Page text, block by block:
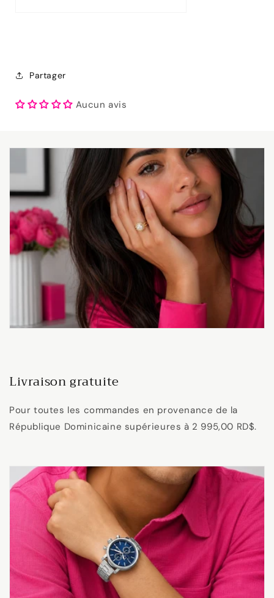
Partager
Aucun avis
Livraison gratuite
Pour toutes les commandes en provenance de la
République Dominicaine supérieures à 2 995,00 RD$.